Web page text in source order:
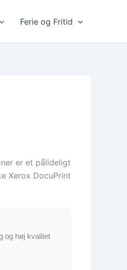
Ferie og Fritid
er et pålideligt
Xerox DocuPrint
og høj kvalitet